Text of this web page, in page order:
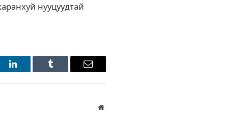
нууцуудтай
LinkedIn Tumblr Имэйл
Вэбсайт